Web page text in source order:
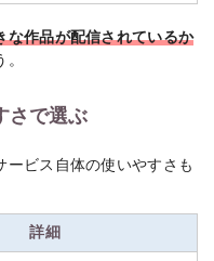
な作品が配信されているか
さで選ぶ
ービス自体の使いやすさも
詳細